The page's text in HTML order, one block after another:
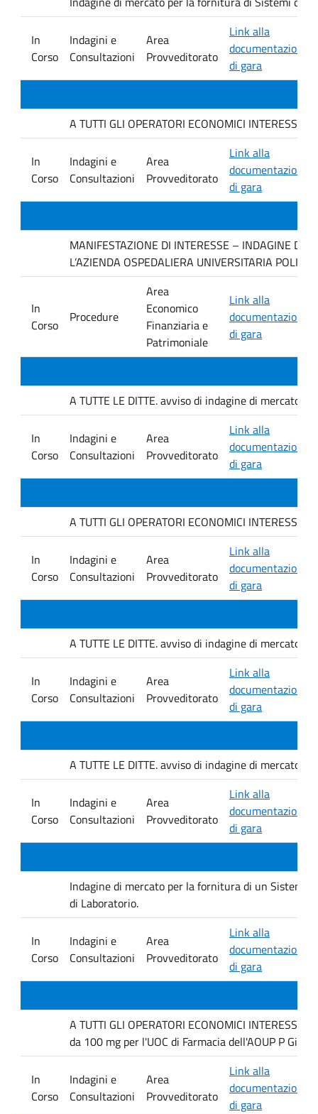
In
Corso
Indagini e
Consultazioni
Area
Provveditorato
Link alla
documentazione
di gara
A TUTTI GLI OPERATORI ECONOMICI
In
Corso
Indagini e
Consultazioni
Area
Provveditorato
Link alla
documentazione
di gara
MANIFESTAZIONE DI INTERESSE – INDAGINE DI
L’AZIENDA OSPEDALIERA UNIVERSITARIA
In
Corso
Procedure
Area
Economico
Finanziaria e
Patrimoniale
Link alla
documentazione
di gara
A TUTTE LE DITTE. avviso di indagine di mercato
In
Corso
Indagini e
Consultazioni
Area
Provveditorato
Link alla
documentazione
di gara
A TUTTI GLI OPERATORI ECONOMICI
In
Corso
Indagini e
Consultazioni
Area
Provveditorato
Link alla
documentazione
di gara
A TUTTE LE DITTE. avviso di indagine di mercato
In
Corso
Indagini e
Consultazioni
Area
Provveditorato
Link alla
documentazione
di gara
A TUTTE LE DITTE. avviso di indagine di mercato
In
Corso
Indagini e
Consultazioni
Area
Provveditorato
Link alla
documentazione
di gara
Indagine di mercato per la fornitura di un Sistema
di Laboratorio.
In
Corso
Indagini e
Consultazioni
Area
Provveditorato
Link alla
documentazione
di gara
A TUTTI GLI OPERATORI ECONOMICI
da 100 mg per l'UOC di Farmacia dell'AOUP P
In
Corso
Indagini e
Consultazioni
Area
Provveditorato
Link alla
documentazione
di gara